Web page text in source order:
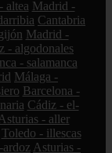
altea Madrid -
Cantabria
Madrid -
- algodonales
- salamanca
Málaga -
Barcelona -
Cádiz - el-
Asturias - aller
Toledo - illescas
Asturias -